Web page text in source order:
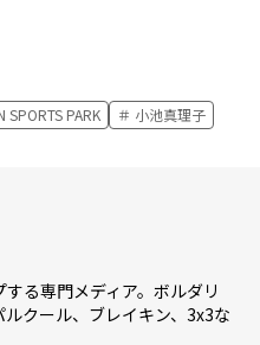
PARK 小池真理子
る専門メディア。ボルダリ
クール、ブレイキン、3x3な